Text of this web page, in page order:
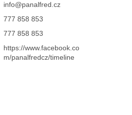
info@panalfred.cz
777 858 853
777 858 853
https://www.facebook.co
m/panalfredcz/timeline